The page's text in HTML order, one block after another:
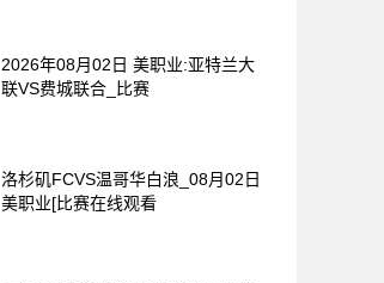
2026年08月02日 美职业:亚特兰大
联VS费城联合_比赛
洛杉矶FCVS温哥华白浪_08月02日
美职业[比赛在线观看